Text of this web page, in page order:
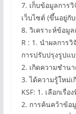
7. เก็บข้อมูลการ
เว็บไซต์ (ขึ้นอยู่กั
8. วิเคราะห์ข้อมู
R : 1. นำผลการ
การปรับปรุงรูปแ
2. เกิดความชำน
3. ได้ความรู้ใหม่
KSF: 1. เลือกเรื่
2. การค้นคว้าข้อ